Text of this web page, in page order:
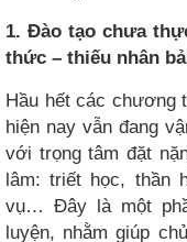
1. Đào tạo chưa
thức – thiếu nhân
Hầu hết các chương
hiện nay vẫn đang
với trọng tâm đặt
lâm: triết học, thần
vụ… Đây là một
luyện, nhằm giúp